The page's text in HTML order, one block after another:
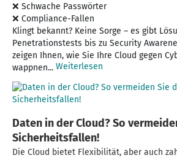
❌ Schwache Passwörter
❌ Compliance-Fallen
Klingt bekannt? Keine Sorge – es gibt
Penetrationstests bis zu Security
zeigen Ihnen, wie Sie Ihre Cloud gegen
wappnen... Weiterlesen
Daten in der Cloud? So
Sicherheitsfallen!
Die Cloud bietet Flexibilität, aber auch